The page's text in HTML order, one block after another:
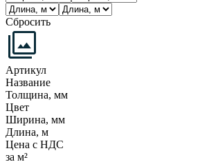
Сбросить
Артикул
Название
Толщина, мм
Цвет
Ширина, мм
Длина, м
Цена с НДС
за м²